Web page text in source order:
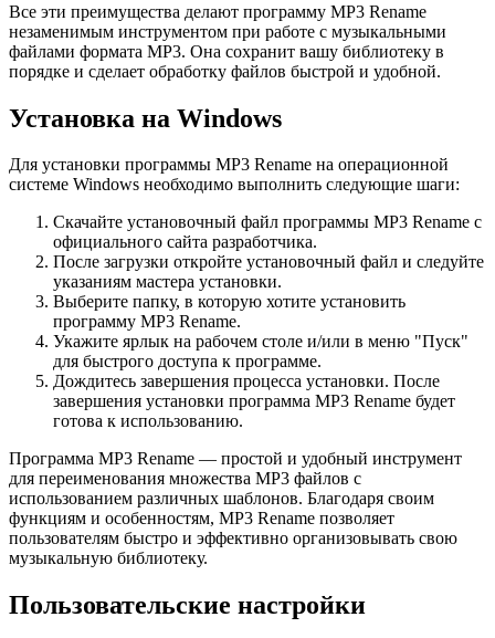
Все эти преимущества делают программу MP3 Rename
незаменимым инструментом при работе с музыкальными
файлами формата MP3. Она сохранит вашу библиотеку в
порядке и сделает обработку файлов быстрой и удобной.
Установка на Windows
Для установки программы MP3 Rename на операционной
системе Windows необходимо выполнить следующие шаги:
Скачайте установочный файл программы MP3 Rename с
официального сайта разработчика.
После загрузки откройте установочный файл и следуйте
указаниям мастера установки.
Выберите папку, в которую хотите установить
программу MP3 Rename.
Укажите ярлык на рабочем столе и/или в меню "Пуск"
для быстрого доступа к программе.
Дождитесь завершения процесса установки. После
завершения установки программа MP3 Rename будет
готова к использованию.
Программа MP3 Rename — простой и удобный инструмент
для переименования множества MP3 файлов с
использованием различных шаблонов. Благодаря своим
функциям и особенностям, MP3 Rename позволяет
пользователям быстро и эффективно организовывать свою
музыкальную библиотеку.
Пользовательские настройки